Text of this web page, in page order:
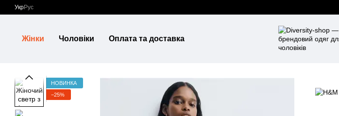
Перейти до основного контенту
УкрРус
Жінки Чоловіки Оплата та доставка
НОВИНКА
−25%